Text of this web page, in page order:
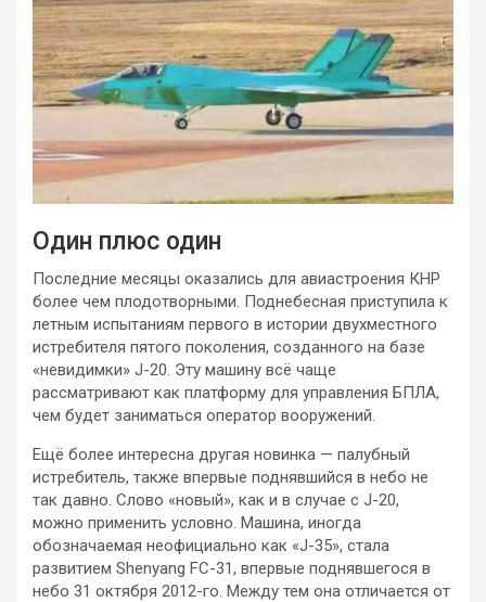
Один плюс один
Последние месяцы оказались для авиастроения КНР
более чем плодотворными. Поднебесная приступила к
летным испытаниям первого в истории двухместного
истребителя пятого поколения, созданного на базе
«невидимки» J-20. Эту машину всё чаще
рассматривают как платформу для управления БПЛА,
чем будет заниматься оператор вооружений.
Ещё более интересна другая новинка — палубный
истребитель, также впервые поднявшийся в небо не
так давно. Слово «новый», как и в случае с J-20,
можно применить условно. Машина, иногда
обозначаемая неофициально как «J-35», стала
развитием Shenyang FC-31, впервые поднявшегося в
небо 31 октября 2012-го. Между тем она отличается от